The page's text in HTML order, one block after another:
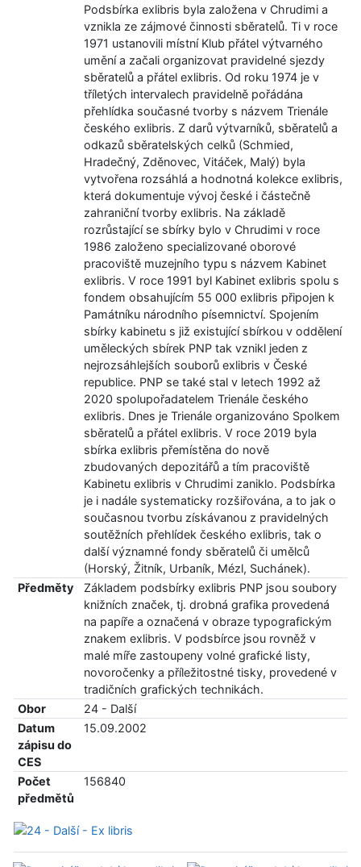
Podsbírka exlibris byla založena v Chrudimi a
vznikla ze zájmové činnosti sběratelů. Ti v roce
1971 ustanovili místní Klub přátel výtvarného
umění a začali organizovat pravidelné sjezdy
sběratelů a přátel exlibris. Od roku 1974 je v
tříletých intervalech pravidelně pořádána
přehlídka současné tvorby s názvem Trienále
českého exlibris. Z darů výtvarníků, sběratelů a
odkazů sběratelských celků (Schmied,
Hradečný, Zděnovec, Vitáček, Malý) byla
vytvořena rozsáhlá a hodnotná kolekce exlibris,
která dokumentuje vývoj české i částečně
zahraniční tvorby exlibris. Na základě
rozrůstající se sbírky bylo v Chrudimi v roce
1986 založeno specializované oborové
pracoviště muzejního typu s názvem Kabinet
exlibris. V roce 1991 byl Kabinet exlibris spolu s
fondem obsahujícím 55 000 exlibris připojen k
Památníku národního písemnictví. Spojením
sbírky kabinetu s již existující sbírkou v oddělení
uměleckých sbírek PNP tak vznikl jeden z
nejrozsáhlejších souborů exlibris v České
republice. PNP se také stal v letech 1992 až
2020 spolupořadatelem Trienále českého
exlibris. Dnes je Trienále organizováno Spolkem
sběratelů a přátel exlibris. V roce 2019 byla
sbírka exlibris přemístěna do nově
zbudovaných depozitářů a tím pracoviště
Kabinetu exlibris v Chrudimi zaniklo. Podsbírka
je i nadále systematicky rozšiřována, a to jak o
současnou tvorbu získávanou z pravidelných
soutěžních přehlídek českého exlibris, tak o
další významné fondy sběratelů či umělců
(Horský, Žitník, Urbaník, Mézl, Suchánek).
Předměty
Základem podsbírky exlibris PNP jsou soubory
knižních značek, tj. drobná grafika provedená
na papíře a označená v obraze typografickým
znakem exlibris. V podsbírce jsou rovněž v
malé míře zastoupeny volné grafické listy,
novoročenky a příležitostné tisky, provedené v
tradičních grafických technikách.
Obor
24 - Další
Datum
zápisu do
CES
15.09.2002
Počet
předmětů
156840